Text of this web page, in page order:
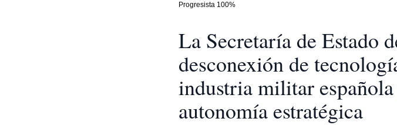
Progresista 100%
La Secretaría de Estado
desconexión de
industria militar
autonomía estratégica